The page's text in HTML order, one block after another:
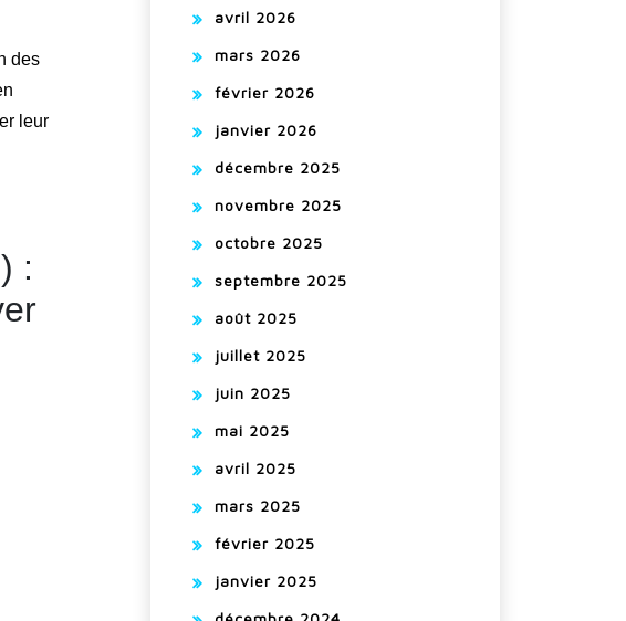
des
leur
:
avril 2026
mars 2026
février 2026
janvier 2026
décembre 2025
novembre 2025
octobre 2025
septembre 2025
août 2025
juillet 2025
juin 2025
mai 2025
avril 2025
mars 2025
février 2025
janvier 2025